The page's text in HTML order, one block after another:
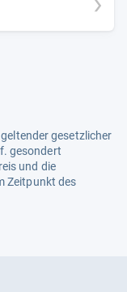
gesetzlicher
gesondert
und die
Zeitpunkt des